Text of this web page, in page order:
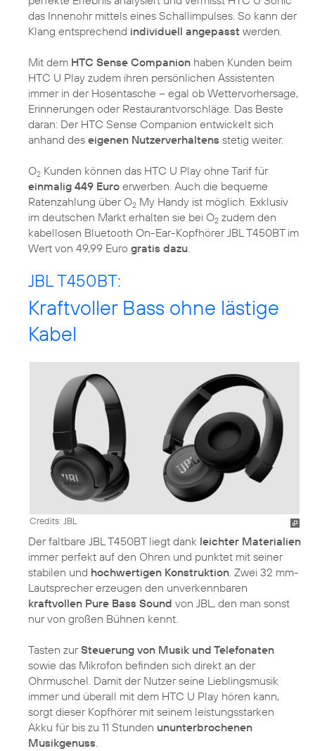
das Innenohr mittels eines Schallimpulses. So kann der
Klang entsprechend individuell angepasst werden.
Mit dem HTC Sense Companion haben Kunden beim
HTC U Play zudem ihren persönlichen Assistenten
immer in der Hosentasche – egal ob Wettervorhersage,
Erinnerungen oder Restaurantvorschläge. Das Beste
daran: Der HTC Sense Companion entwickelt sich
anhand des eigenen Nutzerverhaltens stetig weiter.
O2 Kunden können das HTC U Play ohne Tarif für
einmalig 449 Euro erwerben. Auch die bequeme
Ratenzahlung über O2 My Handy ist möglich. Exklusiv
im deutschen Markt erhalten sie bei O2 zudem den
kabellosen Bluetooth On-Ear-Kopfhörer JBL T450BT im
Wert von 49,99 Euro gratis dazu
JBL T450BT:
Kraftvoller Bass ohne lästige
Kabel
Credits: JBL
Der faltbare JBL T450BT liegt dank leichter Materialien
immer perfekt auf den Ohren und punktet mit seiner
stabilen und hochwertigen Konstruktion. Zwei 32 mm-
Lautsprecher erzeugen den unverkennbaren
kraftvollen Pure Bass Sound von JBL, den man sonst
nur von großen Bühnen kennt.
Tasten zurSteuerung von Musik und Telefonaten
sowie das Mikrofon befinden sich direkt an der
Ohrmuschel. Damit der Nutzer seine Lieblingsmusik
immer und überall mit dem HTC U Play hören kann,
sorgt dieser Kopfhörer mit seinem leistungsstarken
Akku für bis zu 11 Stunden ununterbrochenen
Musikgenuss.